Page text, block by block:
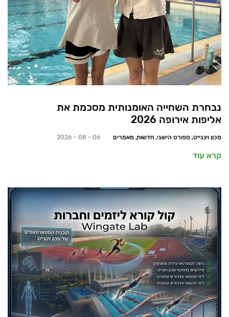
נבחרת השחייה האומנותית מסכמת את
אליפות אירופה 2026
מכון וינגייט, ספורט הישגי, חדשות, מאמרים 06 - 08 - 2026
קרא עוד